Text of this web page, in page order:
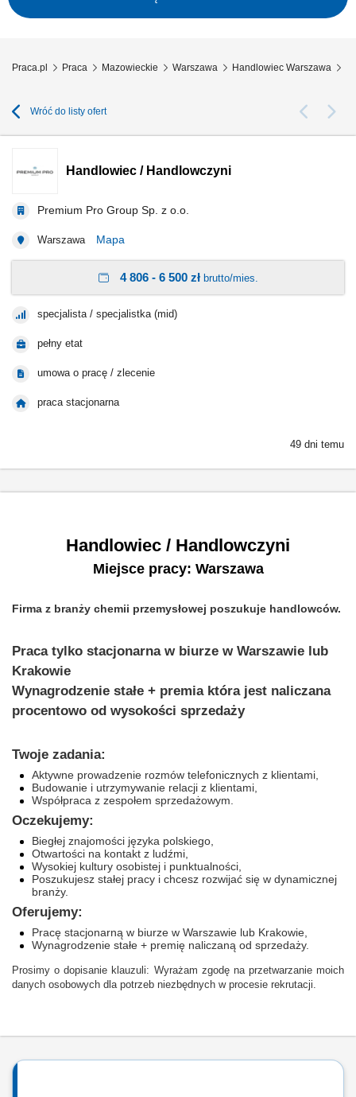
zapytań. Realizacja indywidualnych celów sprzedażowych pod nadzorem
starszego specjalisty....
Praca.pl Praca Mazowieckie Warszawa Handlowiec Warszawa
Wróć do listy ofert
Handlowiec / Handlowczyni
Premium Pro Group Sp. z o.o.
Warszawa Mapa
4 806 - 6 500 złbrutto/mies.
specjalista / specjalistka (mid)
pełny etat
umowa o pracę / zlecenie
praca stacjonarna
49 dni temu
Handlowiec / Handlowczyni
Miejsce pracy: Warszawa
Firma z branży chemii przemysłowej poszukuje handlowców.
Praca tylko stacjonarna w biurze w Warszawie lub
Krakowie
Wynagrodzenie stałe + premia która jest naliczana
procentowo od wysokości sprzedaży
Twoje zadania:
Aktywne prowadzenie rozmów telefonicznych z klientami,
Budowanie i utrzymywanie relacji z klientami,
Współpraca z zespołem sprzedażowym.
Oczekujemy:
Biegłej znajomości języka polskiego,
Otwartości na kontakt z ludźmi,
Wysokiej kultury osobistej i punktualności,
Poszukujesz stałej pracy i chcesz rozwijać się w dynamicznej
branży.
Oferujemy:
Pracę stacjonarną w biurze w Warszawie lub Krakowie,
Wynagrodzenie stałe + premię naliczaną od sprzedaży.
Prosimy o dopisanie klauzuli: Wyrażam zgodę na przetwarzanie moich
danych osobowych dla potrzeb niezbędnych w procesie rekrutacji.